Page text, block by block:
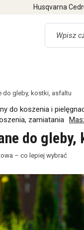
Husqvarna
Wyszukaj
do gleby, kostki, asfaltu
do koszenia i
zamiatania
do
– co lepiej wybrać